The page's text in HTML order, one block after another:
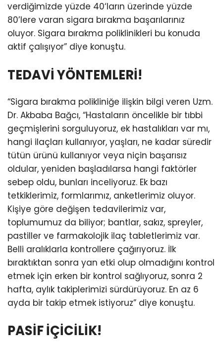
verdiğimizde yüzde 40‘ların üzerinde yüzde
80’lere varan sigara bırakma başarılarınız
oluyor. Sigara bırakma poliklinikleri bu konuda
aktif çalışıyor” diye konuştu.
TEDAVİ YÖNTEMLERİ!
“Sigara bırakma polikliniğe ilişkin bilgi veren Uzm.
Dr. Akbaba Bağcı, “Hastaların öncelikle bir tıbbi
geçmişlerini sorguluyoruz, ek hastalıkları var mı,
hangi ilaçları kullanıyor, yaşları, ne kadar süredir
tütün ürünü kullanıyor veya niçin başarısız
oldular, yeniden başladılarsa hangi faktörler
sebep oldu, bunları inceliyoruz. Ek bazı
tetkiklerimiz, formlarımız, anketlerimiz oluyor.
Kişiye göre değişen tedavilerimiz var,
toplumumuz da biliyor; bantlar, sakız, spreyler,
pastiller ve farmakolojik ilaç tabletlerimiz var.
Belli aralıklarla kontrollere çağırıyoruz. İlk
bıraktıktan sonra yan etki olup olmadığını kontrol
etmek için erken bir kontrol sağlıyoruz, sonra 2
hafta, aylık takiplerimizi sürdürüyoruz. En az 6
ayda bir takip etmek istiyoruz” diye konuştu.
PASİF İÇİCİLİK!